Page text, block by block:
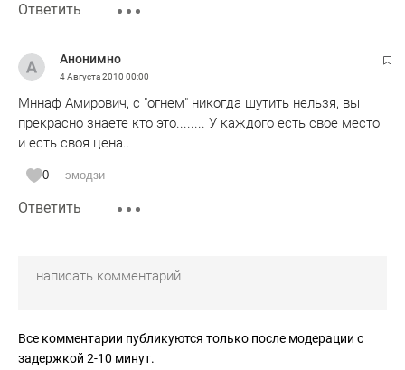
Ответить
Анонимно
4 Августа 2010 00:00
Мннаф Амирович, с "огнем" никогда шутить нельзя, вы
прекрасно знаете кто это........ У каждого есть свое место
и есть своя цена..
0 эмодзи
Ответить
Все комментарии публикуются только после модерации с
задержкой 2-10 минут.